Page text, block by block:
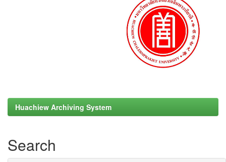
Huachiew Archiving System
Search